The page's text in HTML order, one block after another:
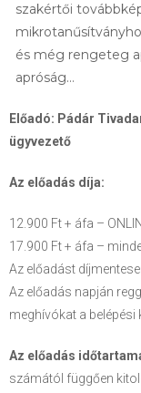
szakértői
és még rengeteg
apróság…
Előadó: Pádár
ügyvezető
Az előadás díja:
12.900 Ft + áfa –
17.900 Ft + áfa –
Az előadást
Az előadás napján
meghívókat a belépési
Az előadás
számától függően